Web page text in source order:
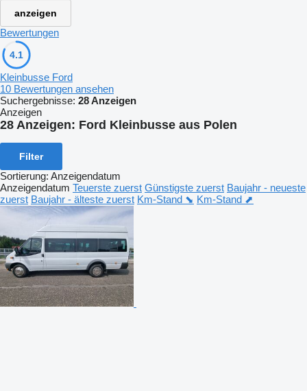
anzeigen
Bewertungen
4.1
Kleinbusse Ford
10 Bewertungen ansehen
Suchergebnisse: 28 Anzeigen
Anzeigen
28 Anzeigen: Ford Kleinbusse aus Polen
Filter
Sortierung: Anzeigendatum
Anzeigendatum Teuerste zuerst Günstigste zuerst Baujahr - neueste
zuerst Baujahr - älteste zuerst Km-Stand ⬊ Km-Stand ⬈